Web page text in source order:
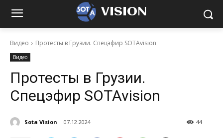
VISION
Видео Протесты в Грузии. Спецэфир SOTAvision
Видео
Протесты в Грузии.
Спецэфир SOTAvision
Sota Vision 07.12.2024 44